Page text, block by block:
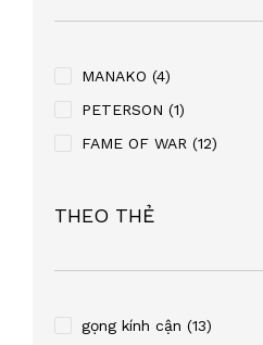
MANAKO (4)
PETERSON (1)
FAME OF WAR (12)
THEO THẺ
gọng kính cận (13)